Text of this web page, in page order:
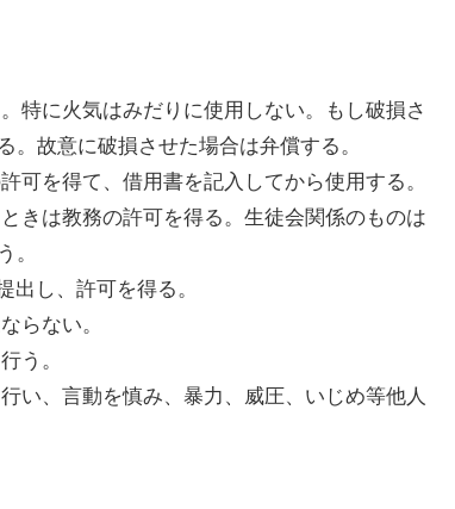
特に火気はみだりに使用しない。もし破損さ
故意に破損させた場合は弁償する。
可を得て、借用書を記入してから使用する。
きは教務の許可を得る。生徒会関係のものは
。
し、許可を得る。
らない。
う。
い、言動を慎み、暴力、威圧、いじめ等他人